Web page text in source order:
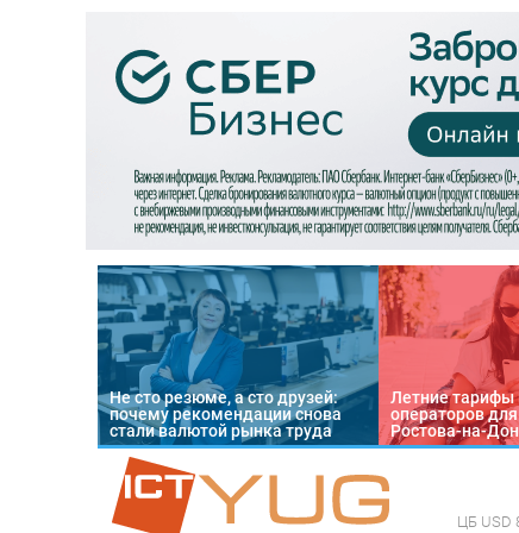
Не сто резюме, а сто друзей:
почему рекомендации снова
стали валютой рынка труда
Летние
операторов
Ростова-на-
ЦБ USD